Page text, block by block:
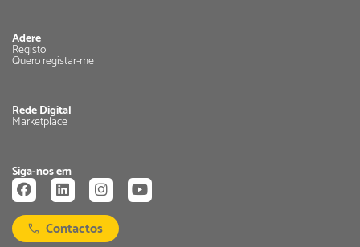
Adere
Registo
Quero registar-me
Rede Digital
Marketplace
Siga-nos em
Contactos